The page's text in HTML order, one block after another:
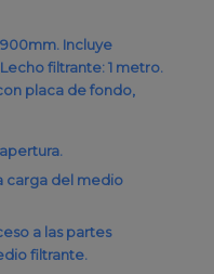
Incluye
filtrante: 1 metro.
placa de fondo,
carga del medio
a las partes
filtrante.